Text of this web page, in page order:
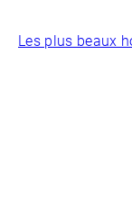
Les plus beaux